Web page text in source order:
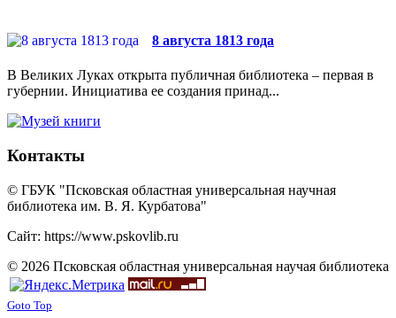
8 августа 1813 года
В Великих Луках открыта публичная библиотека – первая в
губернии. Инициатива ее создания принад...
Контакты
© ГБУК "Псковская областная универсальная научная
библиотека им. В. Я. Курбатова"
Сайт: https://www.pskovlib.ru
© 2026 Псковская областная универсальная научая библиотека
Goto Top